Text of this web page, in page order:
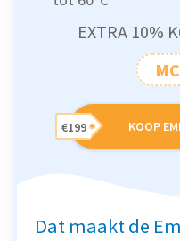
EXTRA 10%
KOOP
€199
Dat maakt de